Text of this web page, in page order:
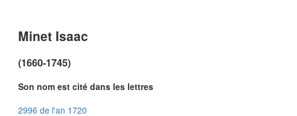
Minet Isaac
(1660-1745)
Son nom est cité dans les lettres
2996 de l'an 1720